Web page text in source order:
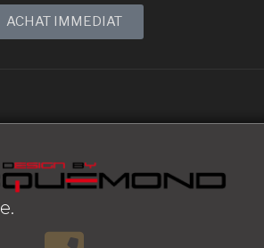
ACHAT IMMEDIAT